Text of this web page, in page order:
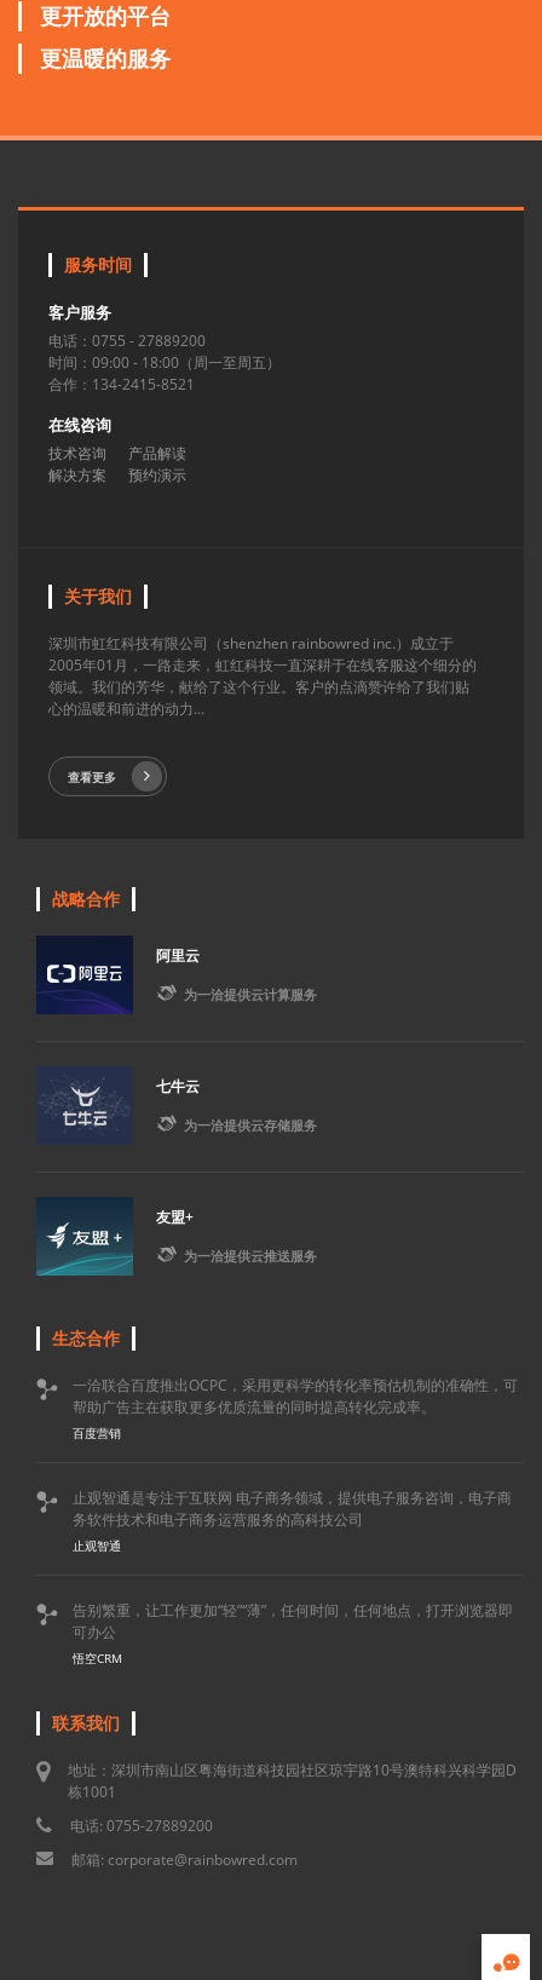
更开放的平台
更温暖的服务
服务时间
客户服务
电话：0755 - 27889200
时间：09:00 - 18:00（周一至周五）
合作：134-2415-8521
在线咨询
技术咨询
产品解读
解决方案
预约演示
关于我们
深圳市虹红科技有限公司（shenzhen rainbowred inc.）成立于
2005年01月，一路走来，虹红科技一直深耕于在线客服这个细分的
领域。我们的芳华，献给了这个行业。客户的点滴赞许给了我们贴
心的温暖和前进的动力...
查看更多
战略合作
阿里云
 为一洽提供云计算服务
七牛云
 为一洽提供云存储服务
友盟+
 为一洽提供云推送服务
生态合作

一洽联合百度推出OCPC，采用更科学的转化率预估机制的准确性，可
帮助广告主在获取更多优质流量的同时提高转化完成率。
百度营销

止观智通是专注于互联网 电子商务领域，提供电子服务咨询，电子商
务软件技术和电子商务运营服务的高科技公司
止观智通

告别繁重，让工作更加“轻”“薄”，任何时间，任何地点，打开浏览器即
可办公
悟空CRM
联系我们
地址：深圳市南山区粤海街道科技园社区琼宇路10号澳特科兴科学园D
栋1001
电话: 0755-27889200
邮箱: corporate@rainbowred.com
